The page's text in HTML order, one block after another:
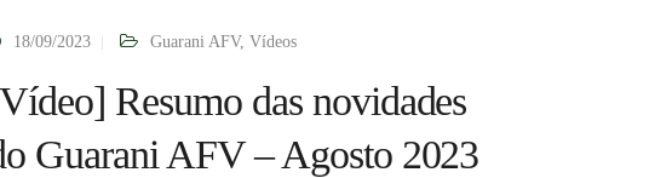
18/09/2023 Guarani AFV, Vídeos
Resumo das novidades
Guarani AFV – Agosto 2023